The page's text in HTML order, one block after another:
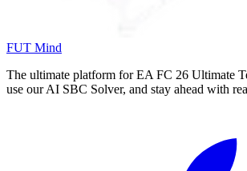
FUT Mind
The ultimate platform for EA FC 26 Ultimate
use our AI SBC Solver, and stay ahead with